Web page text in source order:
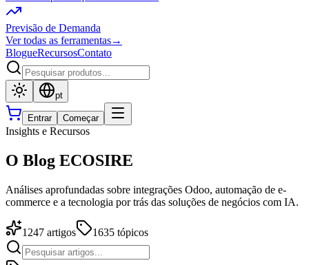
Previsão de Demanda
Ver todas as ferramentas→
BlogueRecursosContato
pt
Entrar Começar
Insights e Recursos
O Blog ECOSIRE
Análises aprofundadas sobre integrações Odoo, automação de e-
commerce e a tecnologia por trás das soluções de negócios com IA.
1247 artigos 1635 tópicos